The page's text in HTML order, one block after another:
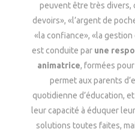
peuvent être très divers,
devoirs», «l’argent de
«la confiance», «la
est conduite par une
animatrice, formées
permet aux parents
quotidienne d’éducation,
leur capacité à éduquer
solutions toutes faites,